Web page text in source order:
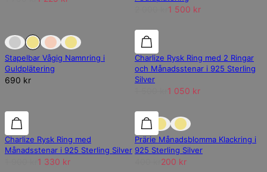
1 500 kr
Slut på lager Slut på lager
Stapelbar Vågig Namnring i
Guldplätering
690 kr
30% rabatt
Charlize Rysk Ring med 2 Ringar
och Månadsstenar i 925 Sterling
Silver
1 050 kr
30% rabatt 30% rabatt
Charlize Rysk Ring med
Månadsstenar i 925 Sterling Silver
1 330 kr
REA
Prärie Månadsblomma Klackring i
925 Sterling Silver
200 kr